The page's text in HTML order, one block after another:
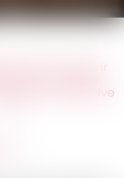
Ouvrir
le
menu
peut acquérir
acquisitive